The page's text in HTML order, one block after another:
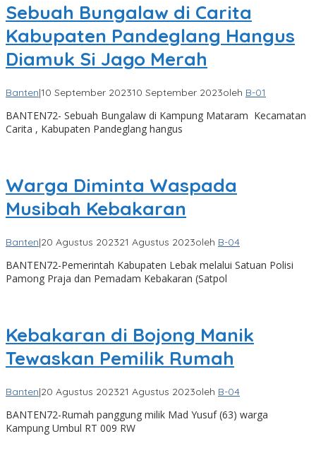
Sebuah Bungalaw di Carita
Kabupaten Pandeglang Hangus
Diamuk Si Jago Merah
Banten|10 September 202310 September 2023oleh B-01
BANTEN72- Sebuah Bungalaw di Kampung Mataram Kecamatan
Carita , Kabupaten Pandeglang hangus
Warga Diminta Waspada
Musibah Kebakaran
Banten|20 Agustus 202321 Agustus 2023oleh B-04
BANTEN72-Pemerintah Kabupaten Lebak melalui Satuan Polisi
Pamong Praja dan Pemadam Kebakaran (Satpol
Kebakaran di Bojong Manik
Tewaskan Pemilik Rumah
Banten|20 Agustus 202321 Agustus 2023oleh B-04
BANTEN72-Rumah panggung milik Mad Yusuf (63) warga
Kampung Umbul RT 009 RW